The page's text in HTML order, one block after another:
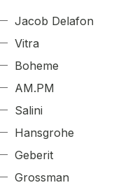
Jacob Delafon
Vitra
Boheme
AM.PM
Salini
Hansgrohe
Geberit
Grossman